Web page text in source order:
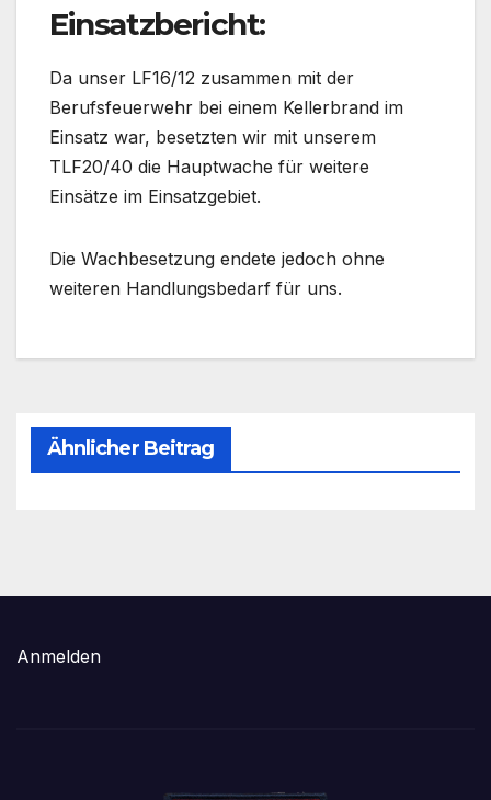
Einsatzbericht:
Da unser LF16/12 zusammen mit der
Berufsfeuerwehr bei einem Kellerbrand im
Einsatz war, besetzten wir mit unserem
TLF20/40 die Hauptwache für weitere
Einsätze im Einsatzgebiet.
Die Wachbesetzung endete jedoch ohne
weiteren Handlungsbedarf für uns.
Ähnlicher Beitrag
Anmelden